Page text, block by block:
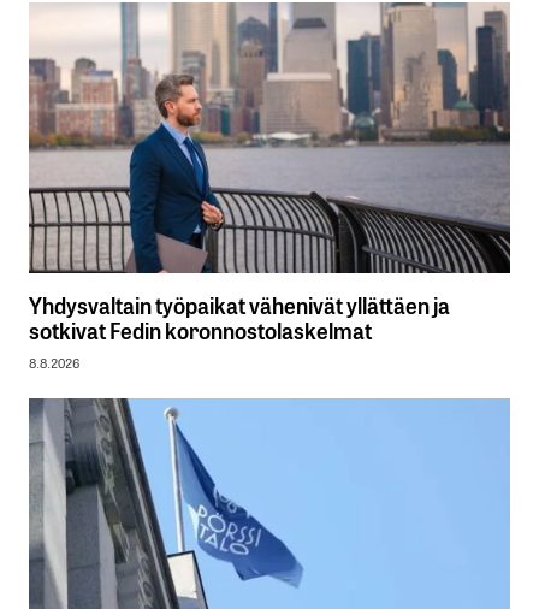
Yhdysvaltain työpaikat vähenivät yllättäen ja
sotkivat Fedin koronnostolaskelmat
8.8.2026